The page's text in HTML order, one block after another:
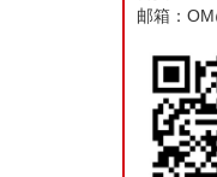
邮箱：